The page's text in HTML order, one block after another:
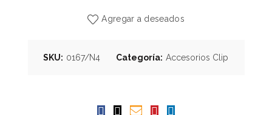
Agregar a deseados
SKU: 0167/N4 Categoría: Accesorios Clip